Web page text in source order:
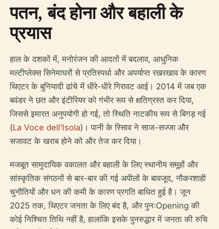
पतन, बंद होना और बहाली के
प्रयास
हाल के दशकों में, मनोरंजन की आदतों में बदलाव, आधुनिक
मल्टीप्लेक्स सिनेमाघरों से प्रतिस्पर्धा और अपर्याप्त रखरखाव के कारण
थिएटर के बुनियादी ढांचे में धीरे-धीरे गिरावट आई। 2014 में जब एक
बवंडर ने छत और इंटीरियर को गंभीर रूप से क्षतिग्रस्त कर दिया,
जिससे इमारत अनुपयोगी हो गई, तो स्थिति नाटकीय रूप से बिगड़ गई
(La Voce dell’Isola)। पानी के रिसाव ने साज-सज्जा और
सजावट के खराब होने को और तेज कर दिया।
मजबूत सामुदायिक वकालत और बहाली के लिए स्थानीय समूहों और
सांस्कृतिक संगठनों से बार-बार की गई अपीलों के बावजूद, नौकरशाही
चुनौतियों और धन की कमी के कारण प्रगति बाधित हुई है। जून
2025 तक, थिएटर जनता के लिए बंद है, और पुनःOpening की
कोई निश्चित तिथि नहीं है, हालांकि इसके पुनरुद्धार में जनता की रुचि